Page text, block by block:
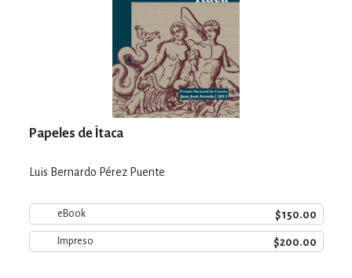
Papeles de Ítaca
Luis Bernardo Pérez Puente
eBook $150.00
Impreso $200.00